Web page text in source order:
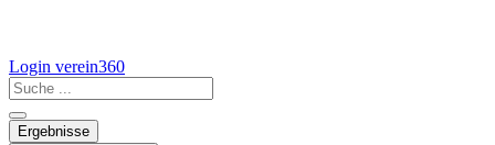
Login verein360
Search
...
Ergebnisse